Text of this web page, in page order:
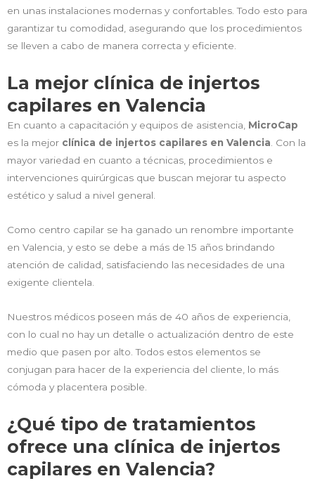
en unas instalaciones modernas y confortables. Todo esto para
garantizar tu comodidad, asegurando que los procedimientos
se lleven a cabo de manera correcta y eficiente.
La mejor clínica de injertos
capilares en Valencia
En cuanto a capacitación y equipos de asistencia, MicroCap
es la mejor clínica de injertos capilares en Valencia. Con la
mayor variedad en cuanto a técnicas, procedimientos e
intervenciones quirúrgicas que buscan mejorar tu aspecto
estético y salud a nivel general.
Como centro capilar se ha ganado un renombre importante
en Valencia, y esto se debe a más de 15 años brindando
atención de calidad, satisfaciendo las necesidades de una
exigente clientela.
Nuestros médicos poseen más de 40 años de experiencia,
con lo cual no hay un detalle o actualización dentro de este
medio que pasen por alto. Todos estos elementos se
conjugan para hacer de la experiencia del cliente, lo más
cómoda y placentera posible.
¿Qué tipo de tratamientos
ofrece una clínica de injertos
capilares en Valencia?